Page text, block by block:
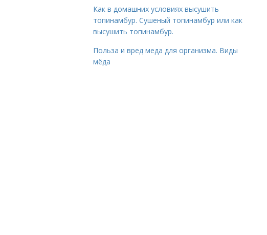
Как в домашних условиях высушить
топинамбур. Сушеный топинамбур или как
высушить топинамбур.
Польза и вред меда для организма. Виды
мёда